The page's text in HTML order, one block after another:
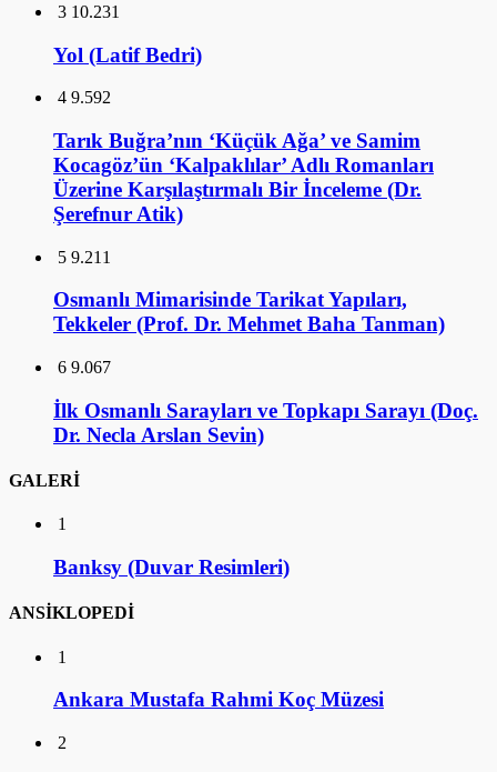
3 10.231
Yol (Latif Bedri)
4 9.592
Tarık Buğra’nın ‘Küçük Ağa’ ve Samim
Kocagöz’ün ‘Kalpaklılar’ Adlı Romanları
Üzerine Karşılaştırmalı Bir İnceleme (Dr.
Şerefnur Atik)
5 9.211
Osmanlı Mimarisinde Tarikat Yapıları,
Tekkeler (Prof. Dr. Mehmet Baha Tanman)
6 9.067
İlk Osmanlı Sarayları ve Topkapı Sarayı (Doç.
Dr. Necla Arslan Sevin)
GALERİ
1
Banksy (Duvar Resimleri)
ANSİKLOPEDİ
1
Ankara Mustafa Rahmi Koç Müzesi
2